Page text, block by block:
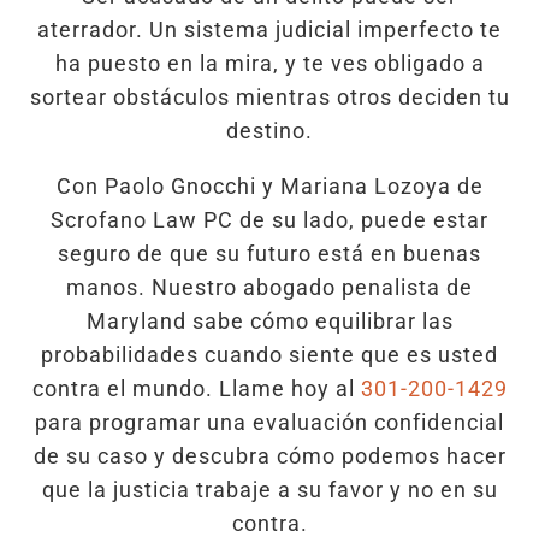
aterrador. Un sistema judicial imperfecto te
ha puesto en la mira, y te ves obligado a
sortear obstáculos mientras otros deciden tu
destino.
Con Paolo Gnocchi y Mariana Lozoya de
Scrofano Law PC de su lado, puede estar
seguro de que su futuro está en buenas
manos. Nuestro abogado penalista de
Maryland sabe cómo equilibrar las
probabilidades cuando siente que es usted
contra el mundo. Llame hoy al 301-200-1429
para programar una evaluación confidencial
de su caso y descubra cómo podemos hacer
que la justicia trabaje a su favor y no en su
contra.